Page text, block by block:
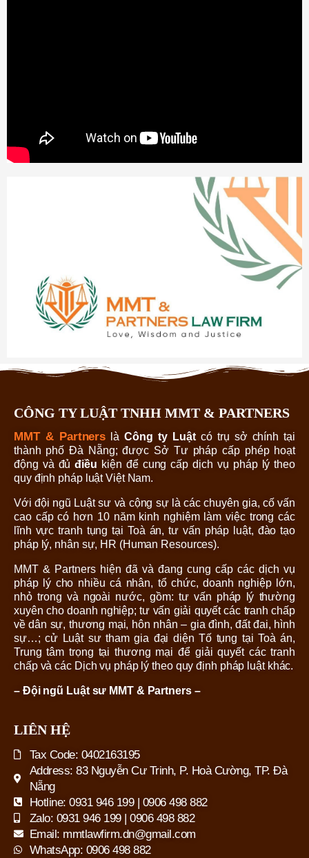
CÔNG TY LUẬT TNHH MMT & PARTNERS
MMT & Partners làCông ty Luậtcó trụ sở chính tại
thành phố Đà Nẵng; được Sở Tư pháp cấp phép hoạt
động và đủđiều kiện để cung cấp dịch vụ pháp lý theo
quy định pháp luật Việt Nam.
Với đội ngũ Luật sư và cộng sự là các chuyên gia, cố vấn
cao cấp có hơn 10 năm kinh nghiệm làm việc trong các
lĩnh vực tranh tụng tại Toà án, tư vấn pháp luật, đào tạo
pháp lý, nhân sự, HR (Human Resources).
MMT & Partners hiện đã và đang cung cấp các dịch vụ
pháp lý cho nhiều cá nhân, tổ chức, doanh nghiệp lớn,
nhỏ trong và ngoài nước, gồm: tư vấn pháp lý thường
xuyên cho doanh nghiệp; tư vấn giải quyết các tranh chấp
về dân sự, thương mại, hôn nhân – gia đình, đất đai, hình
sự…; cử Luật sư tham gia đại diện Tố tụng tại Toà án,
Trung tâm trọng tại thương mại để giải quyết các tranh
chấp và các Dịch vụ pháp lý theo quy định pháp luật khác.
– Đội ngũ Luật sư MMT & Partners –
LIÊN HỆ
Tax Code: 0402163195
Address: 83 Nguyễn Cư Trinh, P. Hoà Cường, TP. Đà
Nẵng
Hotline: 0931 946 199 | 0906 498 882
Zalo: 0931 946 199 | 0906 498 882
Email: mmtlawfirm.dn@gmail.com
WhatsApp: 0906 498 882